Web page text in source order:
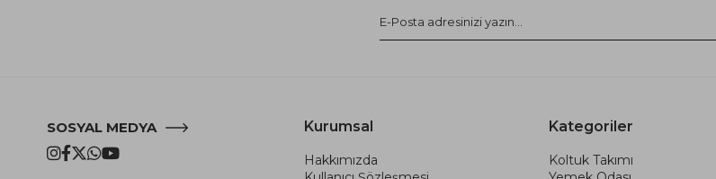
SOSYAL MEDYA Kurumsal
Hakkımızda
Kategoriler
Koltuk Takımı